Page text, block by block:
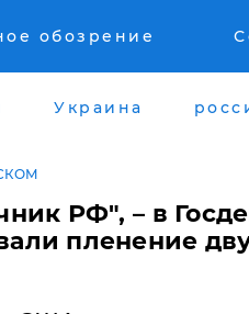
обозрение
Украина
РФ", – в
пленение